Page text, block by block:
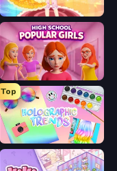
Royal Glow Princess Makeover
Top
Holographic Trends